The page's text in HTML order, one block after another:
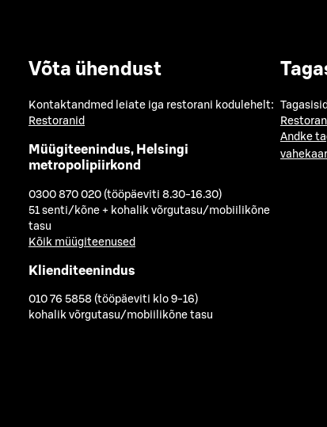
Võta ühendust
Kontaktandmed leiate iga restorani kodulehelt:
Restoranid
Müügiteenindus, Helsingi
metropolipiirkond
0300 870 020 (tööpäeviti 8.30-16.30)
51 senti/kõne + kohalik võrgutasu/mobiilikõne
tasu
Kõik müügiteenused
Klienditeenindus
010 76 5858 (tööpäeviti klo 9-16)
kohalik võrgutasu/mobiilikõne tasu
Andke